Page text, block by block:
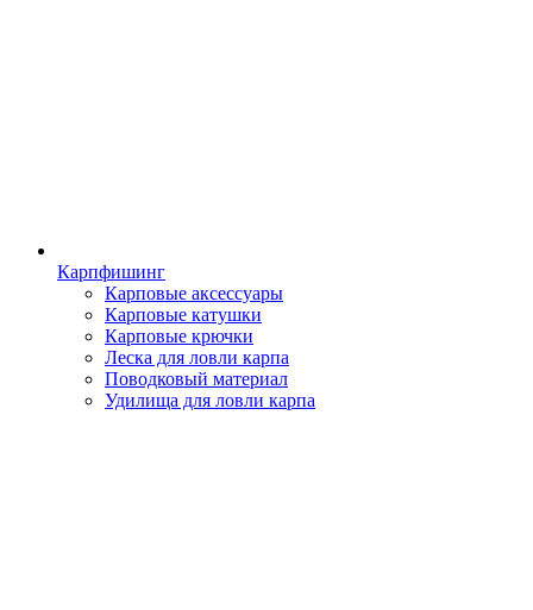
Карпфишинг
Карповые аксессуары
Карповые катушки
Карповые крючки
Леска для ловли карпа
Поводковый материал
Удилища для ловли карпа